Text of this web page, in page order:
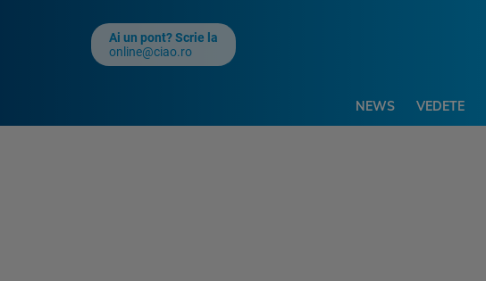
Ai un pont? Scrie la
online@ciao.ro
NEWS VEDETE